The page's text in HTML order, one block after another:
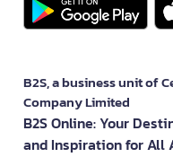
B2S, a business unit of
Company Limited
B2S Online: Your
and Inspiration for All